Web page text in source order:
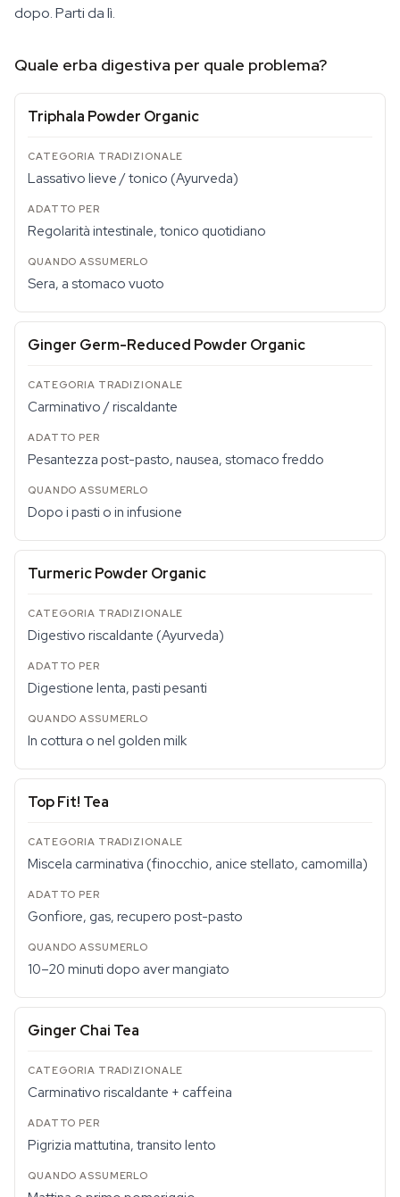
dopo. Parti da lì.
Quale erba digestiva per quale problema?
Triphala Powder Organic
Lassativo lieve / tonico (Ayurveda)
Regolarità intestinale, tonico quotidiano
Sera, a stomaco vuoto
Ginger Germ-Reduced Powder Organic
Carminativo / riscaldante
Pesantezza post-pasto, nausea, stomaco freddo
Dopo i pasti o in infusione
Turmeric Powder Organic
Digestivo riscaldante (Ayurveda)
Digestione lenta, pasti pesanti
In cottura o nel golden milk
Top Fit! Tea
Miscela carminativa (finocchio, anice stellato, camomilla)
Gonfiore, gas, recupero post-pasto
10–20 minuti dopo aver mangiato
Ginger Chai Tea
Carminativo riscaldante + caffeina
Pigrizia mattutina, transito lento